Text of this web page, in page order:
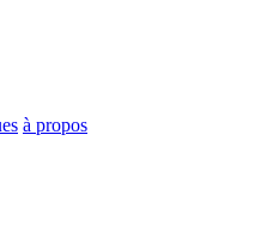
à propos